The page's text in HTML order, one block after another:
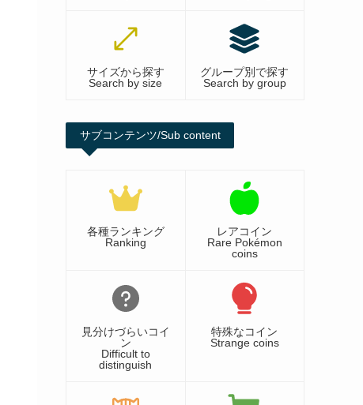
サイズから探す
Search by size
グループ別で探す
Search by group
サブコンテンツ/Sub content
各種ランキング
Ranking
レアコイン
Rare Pokémon
coins
見分けづらいコイ
ン
Difficult to
distinguish
特殊なコイン
Strange coins